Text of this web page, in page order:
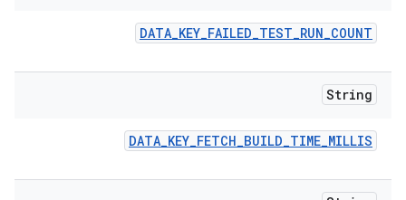
DATA_KEY_FAILED_TEST_RUN_COUNT
String
DATA_KEY_FETCH_BUILD_TIME_MILLIS